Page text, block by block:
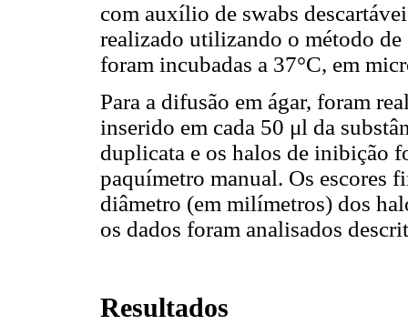
com auxílio de swabs
realizado utilizando o método
foram incubadas a 37°C, em
Para a difusão em ágar, foram
inserido em cada 50 μl da
duplicata e os halos de inibição
paquímetro manual. Os escores
diâmetro (em milímetros) dos
os dados foram analisados
Resultados